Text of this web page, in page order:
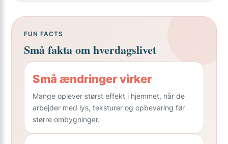
FUN FACTS
Små fakta om hverdagslivet
Små ændringer virker
Mange oplever størst effekt i hjemmet, når de
arbejder med lys, teksturer og opbevaring før
større ombygninger.